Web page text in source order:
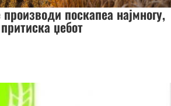
поскапеа најмногу,
џебот